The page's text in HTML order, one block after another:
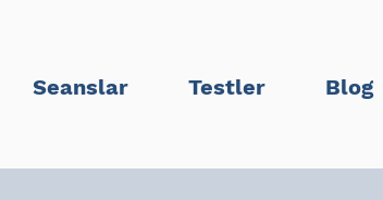
Seanslar Testler Blog